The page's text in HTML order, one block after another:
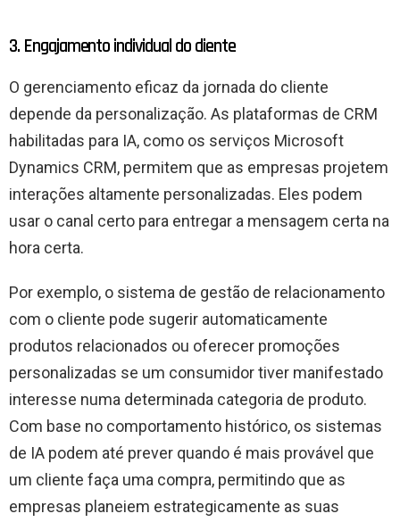
3. Engajamento individual do cliente
O gerenciamento eficaz da jornada do cliente
depende da personalização. As plataformas de CRM
habilitadas para IA, como os serviços Microsoft
Dynamics CRM, permitem que as empresas projetem
interações altamente personalizadas. Eles podem
usar o canal certo para entregar a mensagem certa na
hora certa.
Por exemplo, o sistema de gestão de relacionamento
com o cliente pode sugerir automaticamente
produtos relacionados ou oferecer promoções
personalizadas se um consumidor tiver manifestado
interesse numa determinada categoria de produto.
Com base no comportamento histórico, os sistemas
de IA podem até prever quando é mais provável que
um cliente faça uma compra, permitindo que as
empresas planeiem estrategicamente as suas